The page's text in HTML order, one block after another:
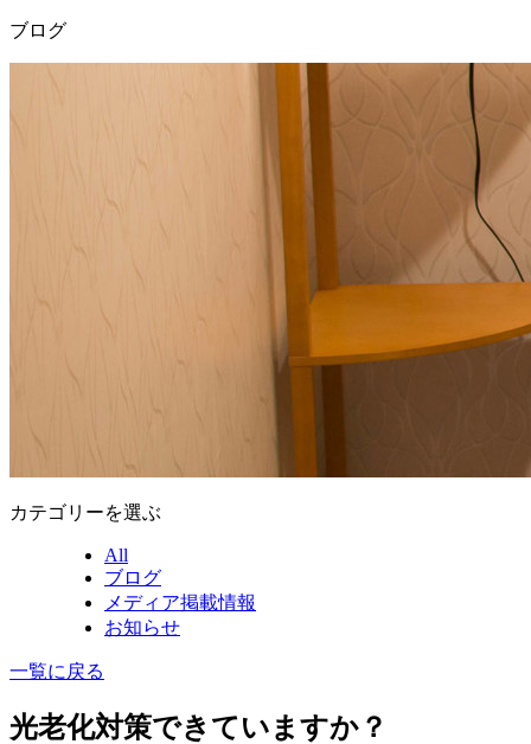
ブログ
カテゴリーを選ぶ
All
ブログ
メディア掲載情報
お知らせ
一覧に戻る
光老化対策できていますか？